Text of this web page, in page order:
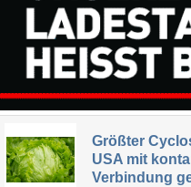
Größter
USA mit
Verbindung